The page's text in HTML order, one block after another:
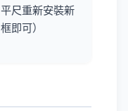
平尺重新安裝新
框即可）